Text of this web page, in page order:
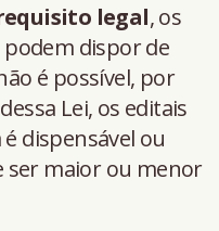
legal, os
dispor de
é possível, por
Lei, os editais
dispensável ou
ser maior ou menor